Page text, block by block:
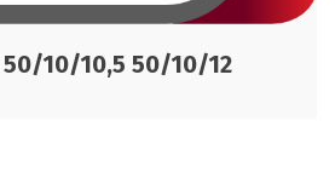
50/10/10,5 50/10/12